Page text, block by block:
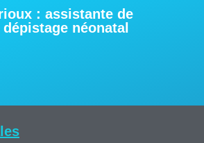
: assistante de
néonatal